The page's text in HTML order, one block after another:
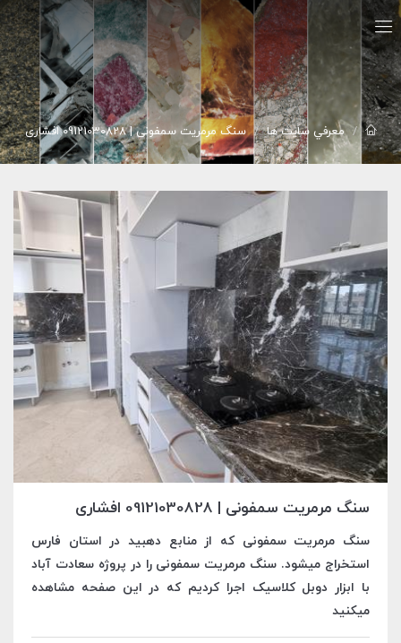
معرفي سايت ها سنگ مرمریت سمفونی | 09121030828 افشاری
سنگ مرمریت سمفونی | 09121030828 افشاری
سنگ مرمریت سمفونی که از منابع دهبید در استان فارس
استخراج میشود. سنگ مرمریت سمفونی را در پروژه سعادت آباد
با ابزار دوبل کلاسیک اجرا کردیم که در این صفحه مشاهده
میکنید